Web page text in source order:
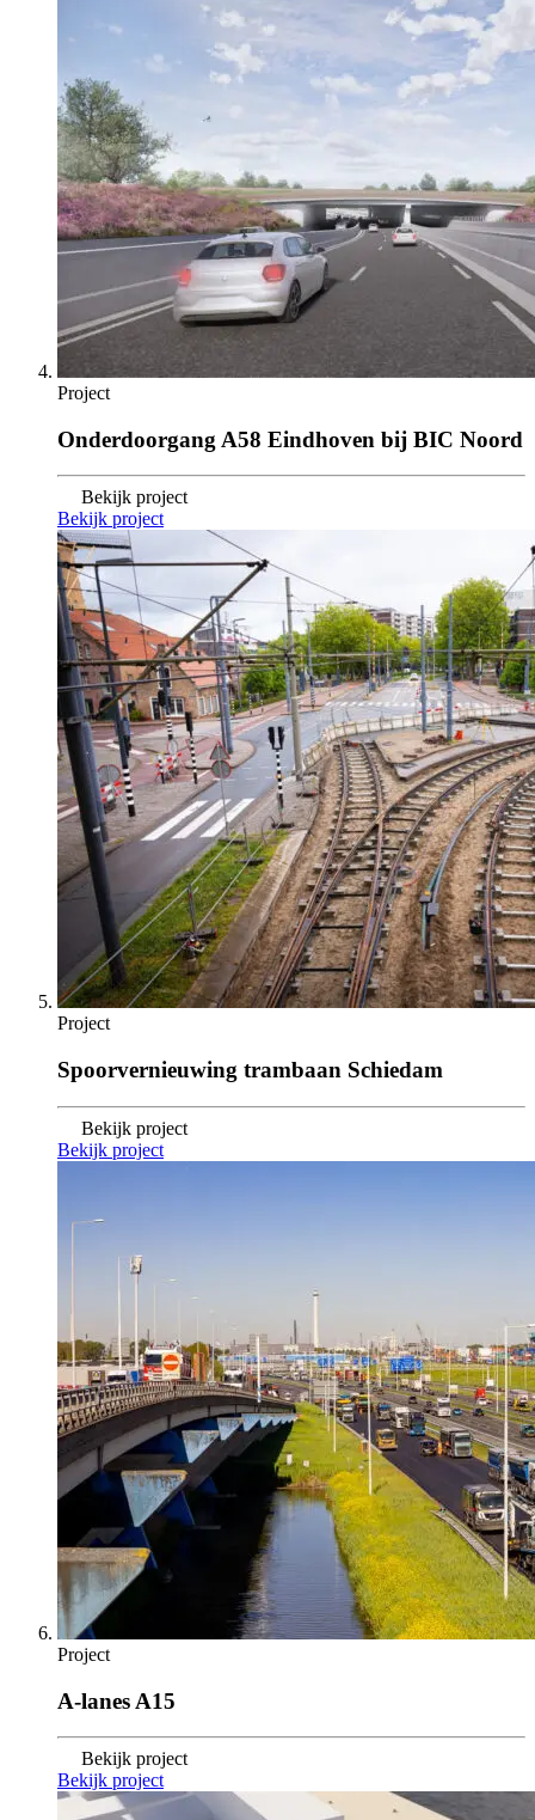
Project
Onderdoorgang A58 Eindhoven bij BIC Noord
Bekijk project
Bekijk project
Project
Spoorvernieuwing trambaan Schiedam
Bekijk project
Bekijk project
Project
A-lanes A15
Bekijk project
Bekijk project